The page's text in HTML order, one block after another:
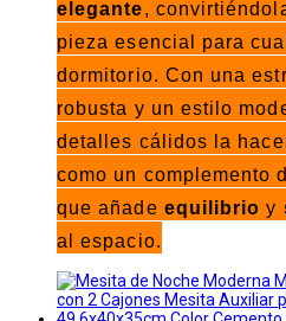
elegante,
pieza esencial para
dormitorio. Con una
robusta y un estilo
detalles cálidos la
como un complemento
que añade equilibrio y
al espacio.